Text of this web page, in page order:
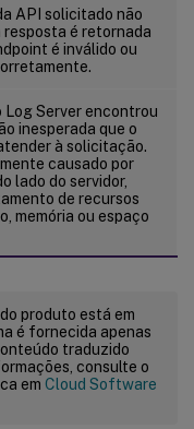
API solicitado não
é retornada
é inválido ou
Log Server encontrou
inesperada que o
à solicitação.
causado por
lado do servidor,
de recursos
memória ou espaço
produto está em
é fornecida apenas
traduzido
consulte o
em Cloud Software